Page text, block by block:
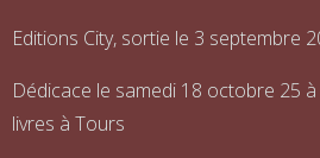
Editions City, sortie le 3 septembre
Dédicace le samedi 18 octobre 25
livres à Tours